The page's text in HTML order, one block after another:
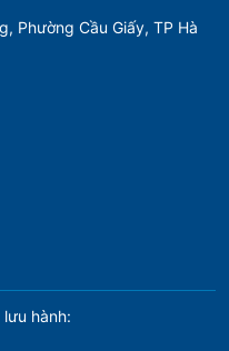
Phường Cầu Giấy, TP Hà
hành: